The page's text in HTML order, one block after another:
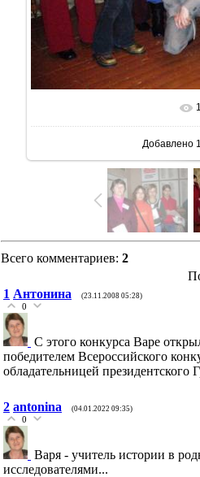
В
Добавлено
Всего комментариев: 2
1 Антонина (23.11.2008 05:28)
0
С этого конкурса Варе
победителем Всероссийского
обладательницей президентского
2 antonina (04.01.2022 09:35)
0
Варя - учитель истории в
исследователями...